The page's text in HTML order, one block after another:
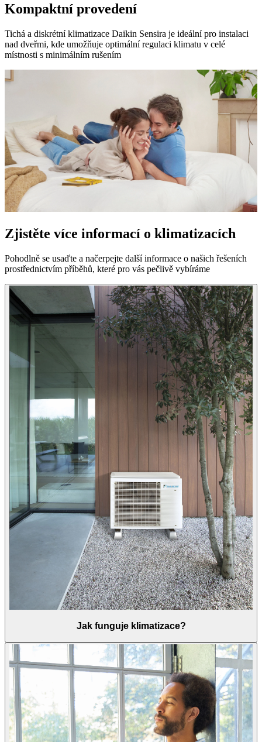
Kompaktní provedení
Tichá a diskrétní klimatizace Daikin Sensira je ideální pro instalaci
nad dveřmi, kde umožňuje optimální regulaci klimatu v celé
místnosti s minimálním rušením
Zjistěte více informací o klimatizacích
Pohodlně se usaďte a načerpejte další informace o našich řešeních
prostřednictvím příběhů, které pro vás pečlivě vybíráme
Jak funguje klimatizace?